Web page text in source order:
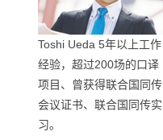
Toshi Ueda 5年以上工作
经验，超过200场的口译
项目、曾获得联合国同传
会议证书、联合国同传实
习。